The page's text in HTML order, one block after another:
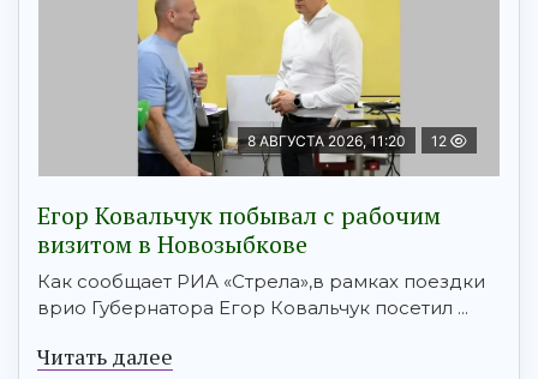
8 АВГУСТА 2026, 11:20 12
Егор Ковальчук побывал с рабочим
визитом в Новозыбкове
Как сообщает РИА «Стрела»,в рамках поездки
врио Губернатора Егор Ковальчук посетил ...
Читать далее